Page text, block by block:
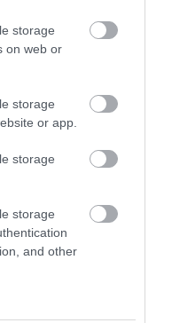
storage
on web or
storage
or app.
storage
storage
and other
miatt
KULTÚRA
szolgálóit azért
kóstolgass
világát!